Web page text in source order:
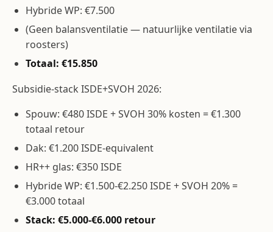
Hybride WP: €7.500
(Geen balansventilatie — natuurlijke ventilatie via
roosters)
Totaal: €15.850
Subsidie-stack ISDE+SVOH 2026:
Spouw: €480 ISDE + SVOH 30% kosten = €1.300
totaal retour
Dak: €1.200 ISDE-equivalent
HR++ glas: €350 ISDE
Hybride WP: €1.500-€2.250 ISDE + SVOH 20% =
€3.000 totaal
Stack: €5.000-€6.000 retour